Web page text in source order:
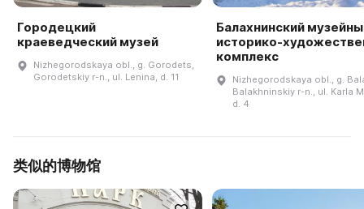
Городецкий
краеведческий музей
Nizhegorodskaya obl., g. Gorodets,
Gorodetskiy r-n., ul. Lenina, d. 11
Балахнинский
историко-
комплекс
Nizhegorodskaya obl., g.
Balakhninskiy r-n., ul. Karla
d. 4
类似的博物馆